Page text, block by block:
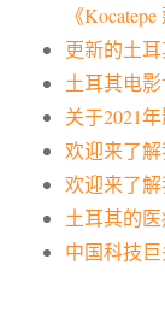
《
更新的土
土耳其电
关于2021
欢迎来了
欢迎来了
土耳其的
中国科技